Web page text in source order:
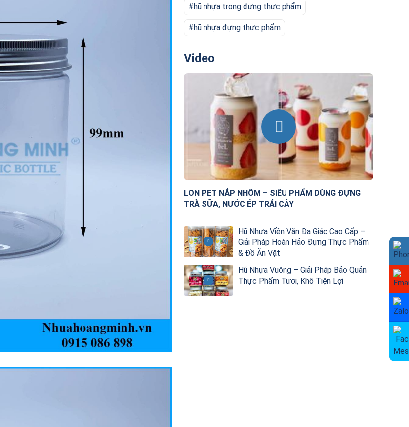
hũ nhựa trong đựng thực phẩm
hũ nhựa đựng thực phẩm
Video
LON PET NẮP NHÔM – SIÊU PHẨM DÙNG ĐỰNG
TRÀ SỮA, NƯỚC ÉP TRÁI CÂY
Hũ Nhựa Viền Vặn Đa Giác Cao Cấp –
Giải Pháp Hoàn Hảo Đựng Thực Phẩm
& Đồ Ăn Vặt
Hũ Nhựa Vuông – Giải Pháp Bảo Quản
Thực Phẩm Tươi, Khô Tiện Lợi